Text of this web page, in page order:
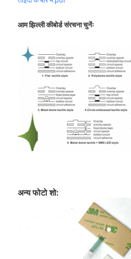
एफपीसी झिल्ली स्विच
जलरोधक झिल्ली स्विच
डिजिटल प्रिंटिंग झिल्ली स्विच
बैकलिट झिल्ली स्विच
ग्राफ़िक ओवरले
चिकित्सा झिल्ली स्विच
फ्लैट झिल्ली स्विच
कैपेसिटिव झिल्ली स्विच
पीसीबी और सिलिकॉन रबर झिल्ली स्विच
सुरक्षात्मक फिल्म और ट्रेसिंग पेपर पैकेजिंग
आम झिल्ली कीबोर्ड संरचना चुनेंः
अन्य फोटो शो: